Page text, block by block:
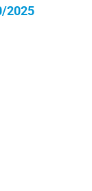
2025